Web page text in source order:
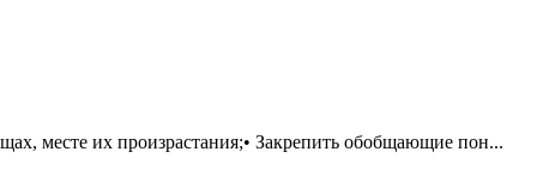
месте их произрастания;• Закрепить обобщающие пон...